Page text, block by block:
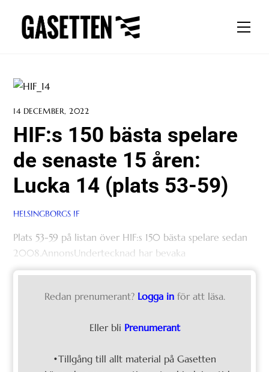
content
14 DECEMBER, 2022
HIF:s 150 bästa spelare
de senaste 15 åren:
Lucka 14 (plats 53-59)
HELSINGBORGS IF
Plats 53-59 på listan över HIF:s 150 bästa spelare sedan
2008.AnnonsUndertecknad har bevaka
Redan prenumerant? Logga in för att läsa.
Eller bli Prenumerant
•Tillgång till allt material på Gasetten